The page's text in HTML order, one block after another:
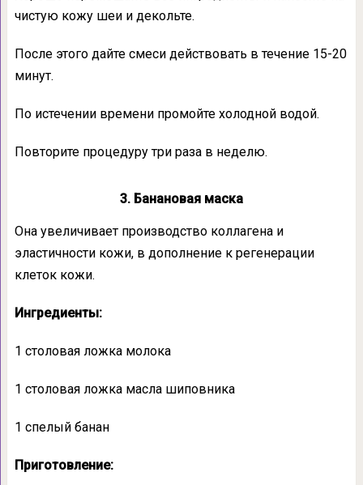
чистую кожу шеи и декольте.
После этого дайте смеси действовать в течение 15-20
минут.
По истечении времени промойте холодной водой.
Повторите процедуру три раза в неделю.
3. Банановая маска
Она увеличивает производство коллагена и
эластичности кожи, в дополнение к регенерации
клеток кожи.
Ингредиенты:
1 столовая ложка молока
1 столовая ложка масла шиповника
1 спелый банан
Приготовление: